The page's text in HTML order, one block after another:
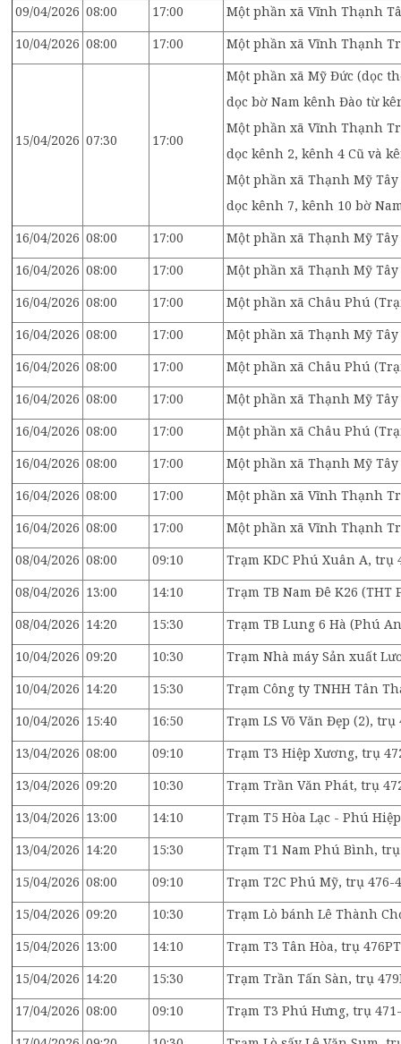
09/04/2026 08:00 17:00
Một phần xã Vĩnh Thạnh
10/04/2026 08:00 17:00 Một phần xã Vĩnh Thạnh
15/04/2026 07:30 17:00
Một phần xã Mỹ Đức (dọc
dọc bờ Nam kênh Đào từ
Một phần xã Vĩnh Thạnh
dọc kênh 2, kênh 4 Cũ và
Một phần xã Thạnh Mỹ
dọc kênh 7, kênh 10 bờ
16/04/2026 08:00 17:00
Một phần xã Thạnh Mỹ
16/04/2026 08:00 17:00
Một phần xã Thạnh Mỹ
16/04/2026 08:00 17:00
Một phần xã Châu Phú
16/04/2026 08:00 17:00
Một phần xã Thạnh Mỹ
16/04/2026 08:00 17:00
Một phần xã Châu Phú
16/04/2026 08:00 17:00
Một phần xã Thạnh Mỹ
16/04/2026 08:00 17:00
Một phần xã Châu Phú
16/04/2026 08:00 17:00
Một phần xã Thạnh Mỹ
16/04/2026 08:00 17:00
Một phần xã Vĩnh Thạnh
16/04/2026 08:00 17:00
Một phần xã Vĩnh Thạnh
08/04/2026 08:00 09:10
Trạm KDC Phú Xuân A, trụ
08/04/2026 13:00 14:10
Trạm TB Nam Đê K26 (THT
08/04/2026 14:20 15:30
Trạm TB Lung 6 Hà (Phú
10/04/2026 09:20 10:30
Trạm Nhà máy Sản xuất
10/04/2026 14:20 15:30
Trạm Công ty TNHH Tân
10/04/2026 15:40 16:50
Trạm LS Võ Văn Đẹp (2), trụ
13/04/2026 08:00 09:10
Trạm T3 Hiệp Xương, trụ
13/04/2026 09:20 10:30
Trạm Trần Văn Phát, trụ
13/04/2026 13:00 14:10
Trạm T5 Hòa Lạc - Phú
13/04/2026 14:20 15:30
Trạm T1 Nam Phú Bình, trụ
15/04/2026 08:00 09:10
Trạm T2C Phú Mỹ, trụ 476-
15/04/2026 09:20 10:30
Trạm Lò bánh Lê Thành
15/04/2026 13:00 14:10
Trạm T3 Tân Hòa, trụ
15/04/2026 14:20 15:30
Trạm Trần Tấn Sàn, trụ
17/04/2026 08:00 09:10
Trạm T3 Phú Hưng, trụ